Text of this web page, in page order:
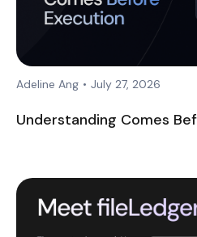
Adeline Ang • July 27, 2026
Understanding Comes